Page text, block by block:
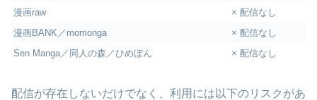
漫画raw
× 配信なし
漫画BANK／momonga
× 配信なし
Sen Manga／同人の森／ひめぼん
× 配信なし
配信が存在しないだけでなく、利用には以下のリスクがあ